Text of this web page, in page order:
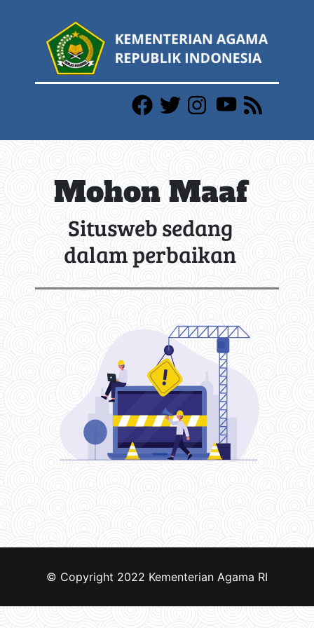
Mohon Maaf
Situsweb sedang
dalam perbaikan
© Copyright 2022 Kementerian Agama RI